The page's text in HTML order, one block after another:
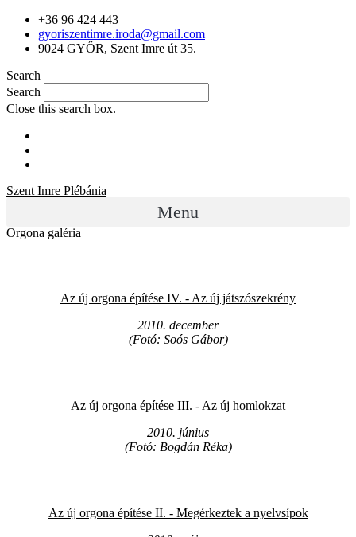
+36 96 424 443
gyoriszentimre.iroda@gmail.com
9024 GYŐR, Szent Imre út 35.
Search
Search
Close this search box.
Szent Imre Plébánia
Menu
Orgona galéria
Az új orgona építése IV. - Az új játszószekrény
2010. december
(Fotó: Soós Gábor)
Az új orgona építése III. - Az új homlokzat
2010. június
(Fotó: Bogdán Réka)
Az új orgona építése II. - Megérkeztek a nyelvsípok